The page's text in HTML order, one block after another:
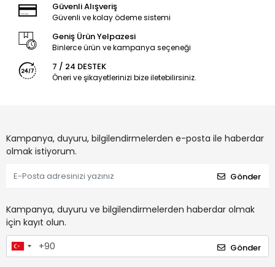
Güvenli Alışveriş
Güvenli ve kolay ödeme sistemi
Geniş Ürün Yelpazesi
Binlerce ürün ve kampanya seçeneği
7 / 24 DESTEK
Öneri ve şikayetlerinizi bize iletebilirsiniz.
Kampanya, duyuru, bilgilendirmelerden e-posta ile haberdar
olmak istiyorum.
Gönder
Kampanya, duyuru ve bilgilendirmelerden haberdar olmak
için kayıt olun.
Gönder